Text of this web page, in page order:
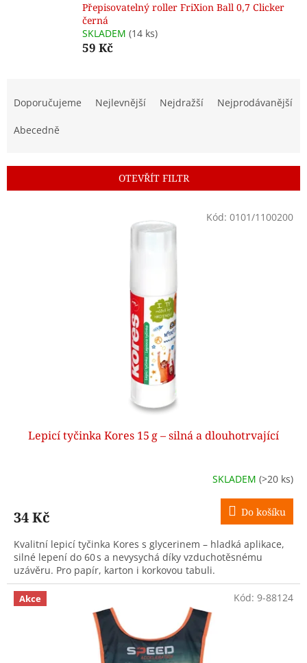
Přepisovatelný roller FriXion Ball 0,7 Clicker
černá
SKLADEM (14 ks)
59 Kč
r
Doporučujeme Nejlevnější Nejdražší Nejprodávanější
Abecedně
OTEVŘÍT FILTR
Lepicí tyčinka Kores 15 g – silná a dlouhotrvající
SKLADEM (>20 ks)
34 Kč Do košíku
Kvalitní lepicí tyčinka Kores s glycerinem – hladká aplikace,
silné lepení do 60 s a nevysychá díky vzduchotěsnému
uzávěru. Pro papír, karton i korkovou tabuli.
Kód: 0101/1100200
Akce Kód: 9-88124